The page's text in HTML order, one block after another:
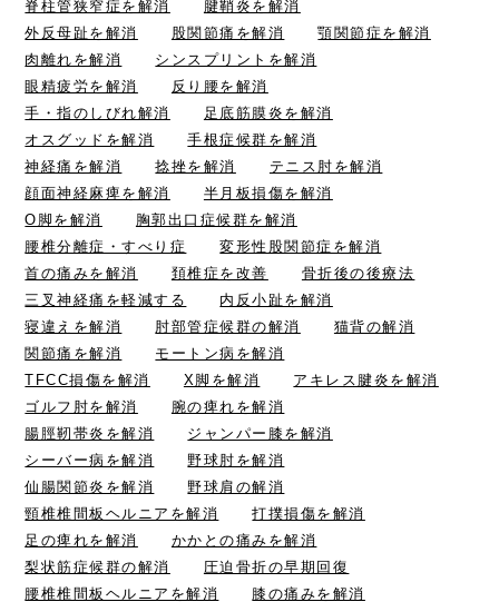
脊柱管狭窄症を解消
腱鞘炎を解消
外反母趾を解消
股関節痛を解消
顎関節症を解消
肉離れを解消
シンスプリントを解消
眼精疲労を解消
反り腰を解消
手・指のしびれ解消
足底筋膜炎を解消
オスグッドを解消
手根症候群を解消
神経痛を解消
捻挫を解消
テニス肘を解消
顔面神経麻痺を解消
半月板損傷を解消
O脚を解消
胸郭出口症候群を解消
腰椎分離症・すべり症
変形性股関節症を解消
首の痛みを解消
頚椎症を改善
骨折後の後療法
三叉神経痛を軽減する
内反小趾を解消
寝違えを解消
肘部管症候群の解消
猫背の解消
関節痛を解消
モートン病を解消
TFCC損傷を解消
X脚を解消
アキレス腱炎を解消
ゴルフ肘を解消
腕の痺れを解消
腸脛靭帯炎を解消
ジャンパー膝を解消
シーバー病を解消
野球肘を解消
仙腸関節炎を解消
野球肩の解消
頸椎椎間板ヘルニアを解消
打撲損傷を解消
足の痺れを解消
かかとの痛みを解消
梨状筋症候群の解消
圧迫骨折の早期回復
腰椎椎間板ヘルニアを解消
膝の痛みを解消